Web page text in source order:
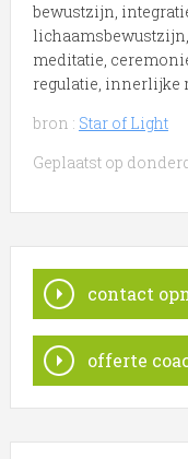
bewustzijn,
meditatie,
regulatie, innerlijke
bron : Star of Light
Geplaatst op
contact
offerte